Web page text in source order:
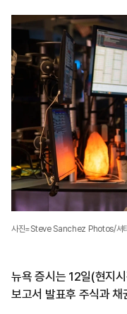
사진=Steve Sanchez Photos/셔
뉴욕 증시는 12일(현지
보고서 발표후 주식과 채